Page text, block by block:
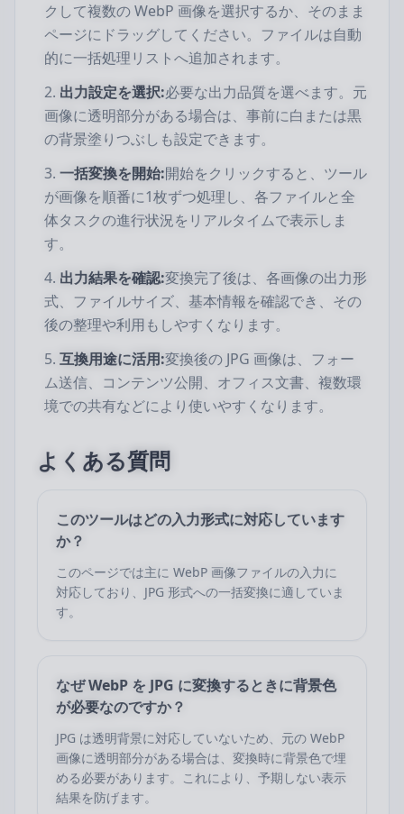
クして複数の WebP 画像を選択するか、そのまま
ページにドラッグしてください。ファイルは自動
的に一括処理リストへ追加されます。
出力設定を選択:必要な出力品質を選べます。元
画像に透明部分がある場合は、事前に白または黒
の背景塗りつぶしも設定できます。
一括変換を開始:開始をクリックすると、ツール
が画像を順番に1枚ずつ処理し、各ファイルと全
体タスクの進行状況をリアルタイムで表示しま
す。
出力結果を確認:変換完了後は、各画像の出力形
式、ファイルサイズ、基本情報を確認でき、その
後の整理や利用もしやすくなります。
互換用途に活用:変換後の JPG 画像は、フォー
ム送信、コンテンツ公開、オフィス文書、複数環
境での共有などにより使いやすくなります。
よくある質問
このツールはどの入力形式に対応しています
か？
このページでは主に WebP 画像ファイルの入力に
対応しており、JPG 形式への一括変換に適していま
す。
なぜ WebP を JPG に変換するときに背景色
が必要なのですか？
JPG は透明背景に対応していないため、元の WebP
画像に透明部分がある場合は、変換時に背景色で埋
める必要があります。これにより、予期しない表示
結果を防げます。